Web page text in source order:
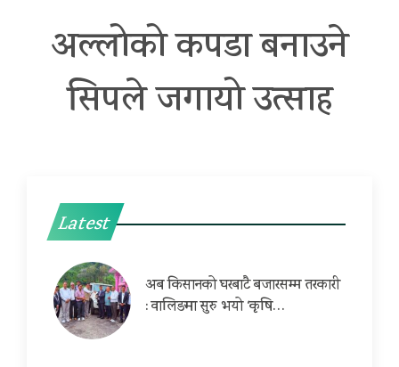
अल्लोको कपडा बनाउने
सिपले जगायो उत्साह
Latest
अब किसानको घरबाटै बजारसम्म तरकारी
: वालिङमा सुरु भयो ‘कृषि…